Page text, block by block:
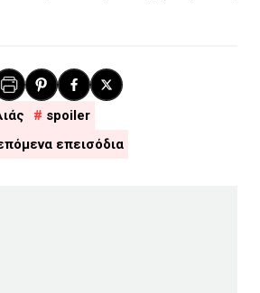
spoiler
επεισόδια